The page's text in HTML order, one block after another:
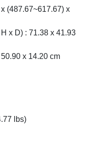
(487.67~617.67) x
x D) : 71.38 x 41.93
x 14.20 cm
lbs)